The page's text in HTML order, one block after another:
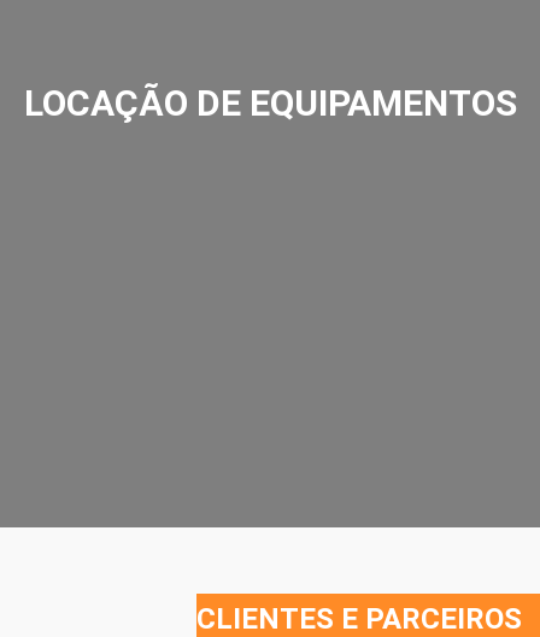
LOCAÇÃO DE EQUIPAMENTOS
CLIENTES E PARCEIROS